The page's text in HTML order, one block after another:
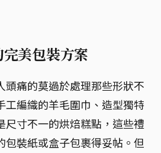
美包裝方案
頭痛的莫過於處理那些形狀不
工編織的羊毛圍巾、造型獨特
尺寸不一的烘焙糕點，這些禮
包裝紙或盒子包裹得妥帖。但